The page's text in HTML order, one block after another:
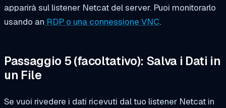
apparirà sul listener Netcat del server. Puoi monitorarlo
usando an RDP o una connessione VNC.
Passaggio 5 (facoltativo): Salva i Dati in
un File
Se vuoi rivedere i dati ricevuti dal tuo listener Netcat in